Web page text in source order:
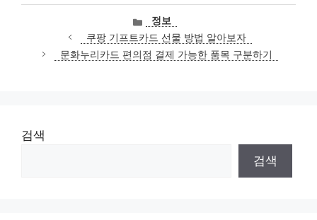
카
테
고
리
정보
쿠팡 기프트카드 선물 방법 알아보자
문화누리카드 편의점 결제 가능한 품목 구분하기
검색
검색